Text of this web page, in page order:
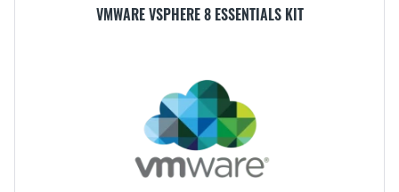
VMWARE VSPHERE 8 ESSENTIALS KIT